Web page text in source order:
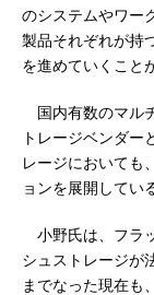
のシステムやワー
製品それぞれが持
を進めていくこと
国内有数のマル
トレージベンダー
レージにおいても
ョンを展開してい
小野氏は、フラ
シュストレージが
までなった現在も